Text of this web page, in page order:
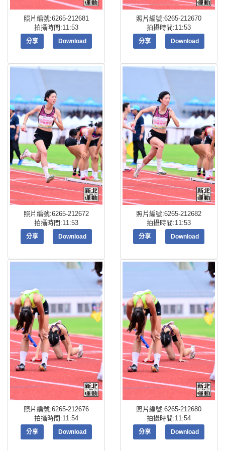
照片編號:6265-212681
拍攝時間:11:53
分享 Download
照片編號:6265-212670
拍攝時間:11:53
分享 Download
照片編號:6265-212672
拍攝時間:11:53
分享 Download
照片編號:6265-212682
拍攝時間:11:53
分享 Download
照片編號:6265-212676
拍攝時間:11:54
分享 Download
照片編號:6265-212680
拍攝時間:11:54
分享 Download